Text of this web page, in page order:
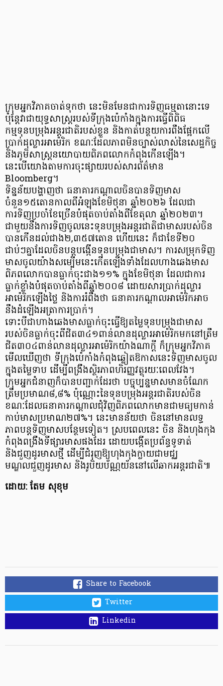
ក្រុមអ្នកវិភាគចាត់ទុកថា នេះមិនមែនជាការទិញធម្មតានោះទេ
ប៉ុន្តែវាជាយុទ្ធសាស្ត្ររបស់ទីក្រុងប៉េកាំងក្នុងការធ្វើពិពិធ
កម្មទុនបម្រុងអន្តរជាតិរបស់ខ្លួន និងកាត់បន្ថយការពឹងផ្អែកលើ
ប្រាក់ដុល្លារអាម៉េរិក ខណៈដែលភាពមិនច្បាស់លាស់នៃសេដ្ឋកិច្ច
និងភូមិសាស្ត្រនយោបាយពិភពលោកកំពុងកើនឡើង។
នេះបើយោងតាមការចុះផ្សាយរបស់សារព័ត៌មាន
Bloomberg។
ទិន្នន័យបង្ហាញថា ធនាគារកណ្ដាលចិនបានទិញមាស
ចំនួន១៥តោនកាលពីអំឡុងខែមិថុនា ឆ្នាំ២០២៦ ដែលជា
ការទិញប្រចាំខែច្រើនបំផុតចាប់តាំងពីខែតុលា ឆ្នាំ២០២៣។
ជាមួយនឹងការទិញចូលនេះទុនបម្រុងអន្តរជាតិជាមាសរបស់ចិន
បានកើនដល់ជាង២,៣៥៧តោន ហើយនេះ ក៏ជាខែទី២០
ជាប់ៗគ្នាដែលចិនបន្តបង្កើនទុនបម្រុងជាមាស។ ការសម្រុកទិញ
មាសចូលយ៉ាងសម្បើមនេះកើតឡើងទាំងដែលហាងឆេងមាស
ពិភពលោកបានធ្លាក់ចុះជាង១១% ក្នុងខែមិថុនា ដែលជាការ
ធ្លាក់ខ្លាំងបំផុតចាប់តាំងពីឆ្នាំ២០០៨ ដោយសារប្រាក់ដុល្លារ
អាម៉េរិកឡើងថ្លៃ និងការរំពឹងថា ធនាគារកណ្តាលអាម៉េរិកអាច
នឹងដំឡើងអត្រាការប្រាក់។
ទោះបីជាហាងឆេងមាសធ្លាក់ចុះធ្វើឱ្យតម្លៃទុនបម្រុងជាមាស
របស់ចិនធ្លាក់ចុះពីជិត៣៤១ពាន់លានដុល្លារអាម៉េរិកមកនៅត្រឹម
ជិត៣០៤ពាន់លានដុល្លារអាម៉េរិកយ៉ាងណាក្ដី ក៏ក្រុមអ្នកវិភាគ
មើលឃើញថា ទីក្រុងប៉េកាំងកំពុងឆ្លៀតឱកាសនេះទិញមាសចូល
ក្នុងតម្លៃទាប ដើម្បីពង្រឹងស្ថិរភាពហិរញ្ញវត្ថុរយៈពេលវែង។
ក្រុមអ្នកជំនាញក៏បានបញ្ជាក់ដែរថា បច្ចុប្បន្នមាសមានចំណែក
ត្រឹមប្រមាណ៨,៨% ប៉ុណ្ណោះនៃទុនបម្រុងអន្តរជាតិរបស់ចិន
ខណៈដែលធនាគារកណ្តាលជុំវិញពិភពលោកមានជាមធ្យមកាន់
កាប់មាសប្រមាណ២៧%។ នេះមានន័យថា ចិននៅមានលទ្ធ
ភាពបន្តទិញមាសបន្ថែមទៀត។ ស្របពេលនេះ ចិន និងហុងកុង
កំពុងពង្រឹងទីផ្សារមាសផងដែរ ដោយបង្កើតប្រព័ន្ធទូទាត់
និងជួញដូរមាសថ្មី ដើម្បីជំរុញឱ្យហុងកុងក្លាយជាមជ្ឈ
មណ្ឌលជួញដូរមាស និងរូបិយប័ណ្ណយ័ននៅលើឆាកអន្តរជាតិ៕
ដោយ: តែម សុខុម
Share to Facebook
Twitter
Linkedin